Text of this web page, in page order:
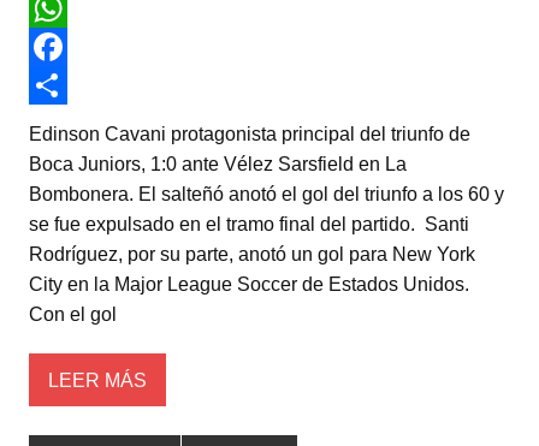
T
w
t
t
e
W
h
a
t
s
p
p
F
a
c
e
o
o
k
C
o
m
a
r
t
r
Edinson Cavani protagonista principal del triunfo de
Boca Juniors, 1:0 ante Vélez Sarsfield en La
Bombonera. El salteñó anotó el gol del triunfo a los 60 y
se fue expulsado en el tramo final del partido. Santi
Rodríguez, por su parte, anotó un gol para New York
City en la Major League Soccer de Estados Unidos.
Con el gol
LEER MÁS